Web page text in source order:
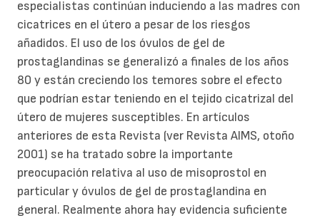
especialistas continúan induciendo a las madres con
cicatrices en el útero a pesar de los riesgos
añadidos. El uso de los óvulos de gel de
prostaglandinas se generalizó a finales de los años
80 y están creciendo los temores sobre el efecto
que podrían estar teniendo en el tejido cicatrizal del
útero de mujeres susceptibles. En artículos
anteriores de esta Revista (ver Revista AIMS, otoño
2001) se ha tratado sobre la importante
preocupación relativa al uso de misoprostol en
particular y óvulos de gel de prostaglandina en
general. Realmente ahora hay evidencia suficiente